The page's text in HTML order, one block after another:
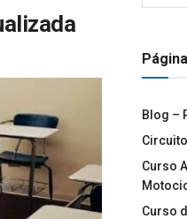
Blog –
Curso
Curso